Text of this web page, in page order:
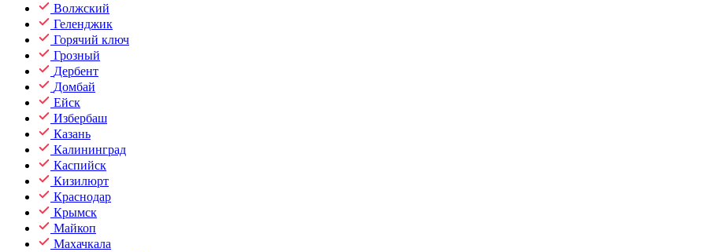
Волжский
Геленджик
Горячий ключ
Грозный
Дербент
Домбай
Ейск
Избербаш
Казань
Калининград
Каспийск
Кизилюрт
Краснодар
Крымск
Майкоп
Махачкала